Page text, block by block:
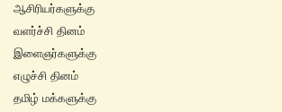
ஆசிரியர்களுக்கு
வளர்ச்சி தினம்
இளைஞர்களுக்கு
எழுச்சி தினம்
தமிழ் மக்களுக்கு